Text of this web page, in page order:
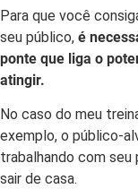
Para que você
seu público, é
ponte que liga o
atingir.
No caso do meu
exemplo, o público-
trabalhando com seu
sair de casa.